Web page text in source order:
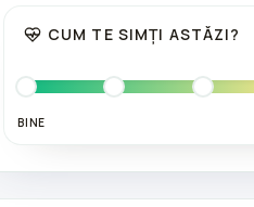
CUM TE SIMȚI ASTĂZI?
BINE